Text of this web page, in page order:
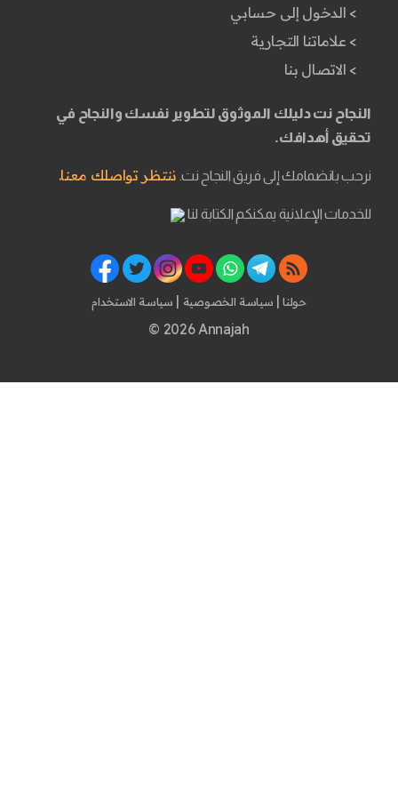
> الدخول إلى حسابي
> علاماتنا التجارية
> الاتصال بنا
النجاح نت دليلك الموثوق لتطوير نفسك والنجاح في
تحقيق أهدافك.
نرحب بانضمامك إلى فريق النجاح نت. ننتظر تواصلك معنا.
للخدمات الإعلانية يمكنكم الكتابة لنا
حولنا | سياسة الخصوصية | سياسة الاستخدام
© 2026 Annajah